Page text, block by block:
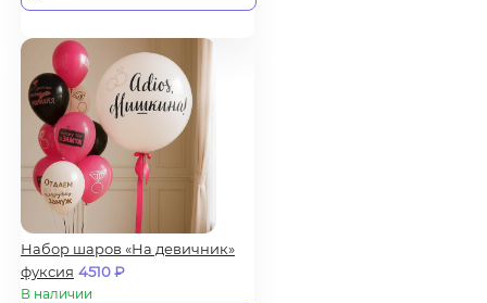
Набор шаров «На девичник»
фуксия 4510₽
В наличии